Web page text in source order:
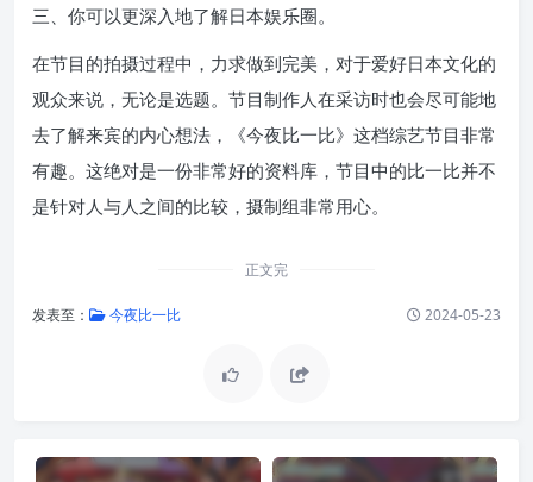
三、你可以更深入地了解日本娱乐圈。
在节目的拍摄过程中，力求做到完美，对于爱好日本文化的
观众来说，无论是选题。节目制作人在采访时也会尽可能地
去了解来宾的内心想法，《今夜比一比》这档综艺节目非常
有趣。这绝对是一份非常好的资料库，节目中的比一比并不
是针对人与人之间的比较，摄制组非常用心。
正文完
发表至： 今夜比一比 2024-05-23